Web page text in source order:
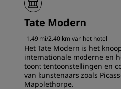
Tate Modern
1.49 mi/2.40 km van het hotel
Het Tate Modern is het
internationale moderne en
toont tentoonstellingen en
van kunstenaars zoals
Mapplethorpe.